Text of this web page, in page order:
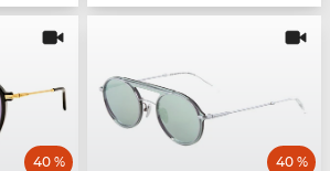
40 % 40 %